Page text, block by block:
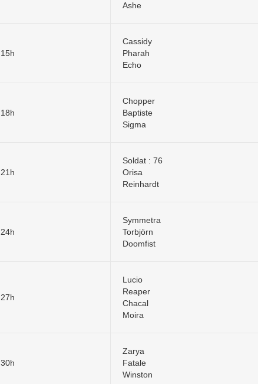
Ashe
15h
Cassidy
Pharah
Echo
18h
Chopper
Baptiste
Sigma
21h
Soldat : 76
Orisa
Reinhardt
24h
Symmetra
Torbjörn
Doomfist
27h
Lucio
Reaper
Chacal
Moira
30h
Zarya
Fatale
Winston